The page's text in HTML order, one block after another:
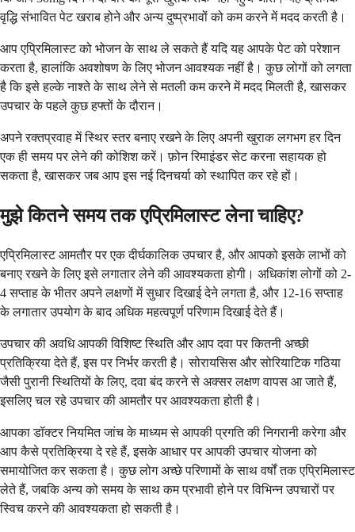
वृद्धि संभावित पेट खराब होने और अन्य दुष्प्रभावों को कम करने में मदद करती है।
आप एप्रिमिलास्ट को भोजन के साथ ले सकते हैं यदि यह आपके पेट को परेशान
करता है, हालांकि अवशोषण के लिए भोजन आवश्यक नहीं है। कुछ लोगों को लगता
है कि इसे हल्के नाश्ते के साथ लेने से मतली कम करने में मदद मिलती है, खासकर
उपचार के पहले कुछ हफ्तों के दौरान।
अपने रक्तप्रवाह में स्थिर स्तर बनाए रखने के लिए अपनी खुराक लगभग हर दिन
एक ही समय पर लेने की कोशिश करें। फ़ोन रिमाइंडर सेट करना सहायक हो
सकता है, खासकर जब आप इस नई दिनचर्या को स्थापित कर रहे हों।
मुझे कितने समय तक एप्रिमिलास्ट लेना चाहिए?
एप्रिमिलास्ट आमतौर पर एक दीर्घकालिक उपचार है, और आपको इसके लाभों को
बनाए रखने के लिए इसे लगातार लेने की आवश्यकता होगी। अधिकांश लोगों को 2-
4 सप्ताह के भीतर अपने लक्षणों में सुधार दिखाई देने लगता है, और 12-16 सप्ताह
के लगातार उपयोग के बाद अधिक महत्वपूर्ण परिणाम दिखाई देते हैं।
उपचार की अवधि आपकी विशिष्ट स्थिति और आप दवा पर कितनी अच्छी
प्रतिक्रिया देते हैं, इस पर निर्भर करती है। सोरायसिस और सोरियाटिक गठिया
जैसी पुरानी स्थितियों के लिए, दवा बंद करने से अक्सर लक्षण वापस आ जाते हैं,
इसलिए चल रहे उपचार की आमतौर पर आवश्यकता होती है।
आपका डॉक्टर नियमित जांच के माध्यम से आपकी प्रगति की निगरानी करेगा और
आप कैसे प्रतिक्रिया दे रहे हैं, इसके आधार पर आपकी उपचार योजना को
समायोजित कर सकता है। कुछ लोग अच्छे परिणामों के साथ वर्षों तक एप्रिमिलास्ट
लेते हैं, जबकि अन्य को समय के साथ कम प्रभावी होने पर विभिन्न उपचारों पर
स्विच करने की आवश्यकता हो सकती है।